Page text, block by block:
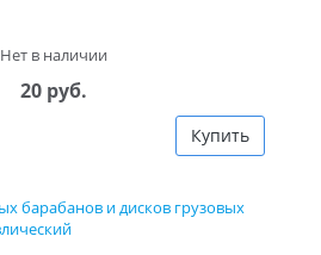
Нет в наличии
20 руб.
Купить